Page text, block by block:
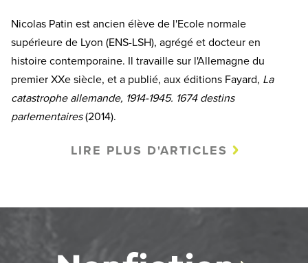
Nicolas Patin est ancien élève de l'Ecole normale
supérieure de Lyon (ENS-LSH), agrégé et docteur en
histoire contemporaine. Il travaille sur l'Allemagne du
premier XXe siècle, et a publié, aux éditions Fayard, La
catastrophe allemande, 1914-1945. 1674 destins
parlementaires(2014).
LIRE PLUS D'ARTICLES